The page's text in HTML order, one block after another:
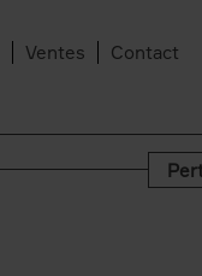
Ventes Contact